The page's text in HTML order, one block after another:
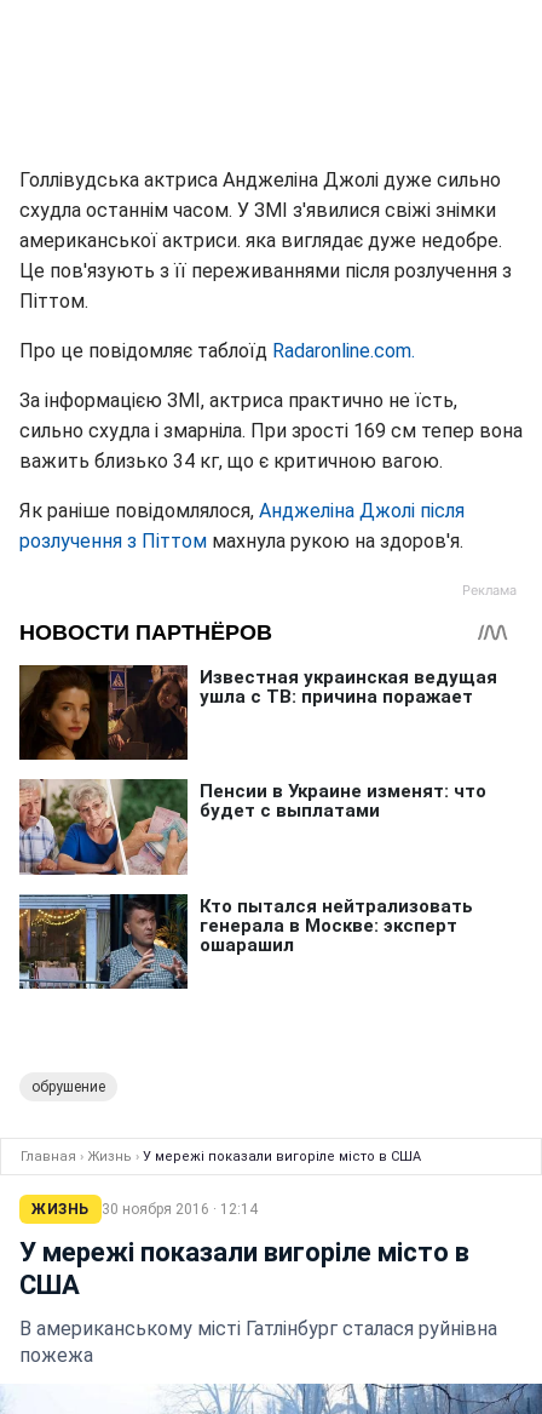
Голлівудська актриса Анджеліна Джолі дуже сильно
схудла останнім часом. У ЗМІ з'явилися свіжі знімки
американської актриси. яка виглядає дуже недобре.
Це пов'язують з її переживаннями після розлучення з
Піттом.
Про це повідомляє таблоїд Radaronline.com.
За інформацією ЗМІ, актриса практично не їсть,
сильно схудла і змарніла. При зрості 169 см тепер вона
важить близько 34 кг, що є критичною вагою.
Як раніше повідомлялося, Анджеліна Джолі після
розлучення з Піттом махнула рукою на здоров'я.
обрушение
Главная › Жизнь › У мережі показали вигоріле місто в США
ЖИЗНЬ 30 ноября 2016 · 12:14
У мережі показали вигоріле місто в
США
В американському місті Гатлінбург сталася руйнівна
пожежа